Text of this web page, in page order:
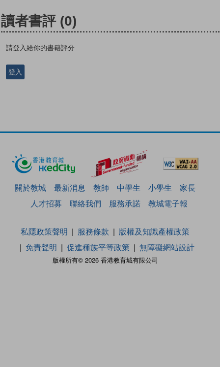
讀者書評 (0)
請登入給你的書籍評分
登入
關於教城 最新消息 教師 中學生 小學生
家長
人才招募
聯絡我們 服務承諾 教城電子報
版權所有© 2026 香港教育城有限公司
私隱政策聲明 服務條款
版權及知識產權政策
免責聲明
促進種族平等政策 無障礙網站設計